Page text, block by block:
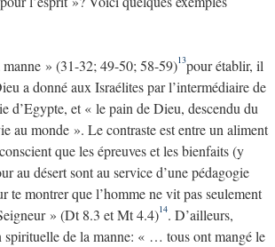
» (31-32; 49-50; 58-59)13pour établir, il
a donné aux Israélites par l’intermédiaire de
d’Egypte, et « le pain de Dieu, descendu du
au monde ». Le contraste est entre un aliment
que les épreuves et les bienfaits (y
au désert sont au service d’une pédagogie
montrer que l’homme ne vit pas seulement
» (Dt 8.3 et Mt 4.4)14. D’ailleurs,
spirituelle de la manne: « … tous ont mangé le